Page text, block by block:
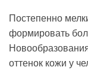
Постепенно
формировать
оттенок кожи у